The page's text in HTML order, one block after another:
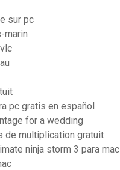
sur pc
marin
pc gratis en español
for a wedding
de multiplication gratuit
ninja storm 3 para mac